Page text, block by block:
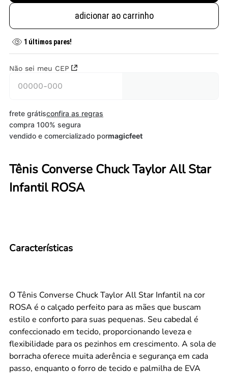
adicionar ao carrinho
1 últimos pares!
Não sei meu CEP
frete grátisconfira as regras
compra 100% segura
vendido e comercializado pormagicfeet
Tênis Converse Chuck Taylor All Star
Infantil ROSA
Características
O Tênis Converse Chuck Taylor All Star Infantil na cor
ROSA é o calçado perfeito para as mães que buscam
estilo e conforto para suas pequenas. Seu cabedal é
confeccionado em tecido, proporcionando leveza e
flexibilidade para os pezinhos em crescimento. A sola de
borracha oferece muita aderência e segurança em cada
passo, enquanto o forro de tecido e palmilha de EVA